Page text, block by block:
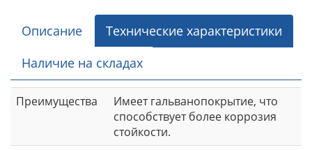
Описание
Технические характеристики
Наличие на складах
Преимущества
Имеет гальванопокрытие, что
способствует более коррозия
стойкости.